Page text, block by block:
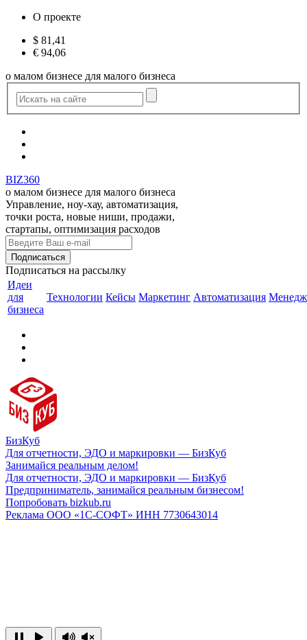
О проекте
$ 81,41
€ 94,06
о малом бизнесе для малого бизнеса
BIZ360
о малом бизнесе для малого бизнеса
Управление, ноу-хау, автоматизация,
точки роста, новые ниши, продажи,
стартапы, оптимизация расходов
Подписаться на рассылку
Идеи
для
бизнеса
Технологии Кейсы Маркетинг Автоматизация
БизКуб
Для отчетности, ЭДО и маркировки — БизКуб
Занимайся реальным делом!
Для отчетности, ЭДО и маркировки — БизКуб
Предприниматель, занимайся реальным бизнесом!
Попробовать bizkub.ru
Реклама ООО «1С-СОФТ» ИНН 7730643014